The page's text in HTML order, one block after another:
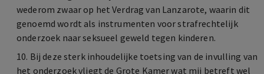
wederom zwaar op het Verdrag van Lanzarote, waarin dit
genoemd wordt als instrumenten voor strafrechtelijk
onderzoek naar seksueel geweld tegen kinderen.
10. Bij deze sterk inhoudelijke toetsing van de invulling van
het onderzoek vliegt de Grote Kamer wat mij betreft wel